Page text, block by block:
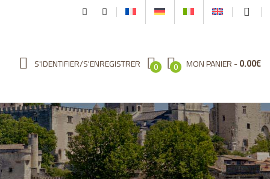
S'IDENTIFIER/S'ENREGISTRER 0 0 MON PANIER 0.00€